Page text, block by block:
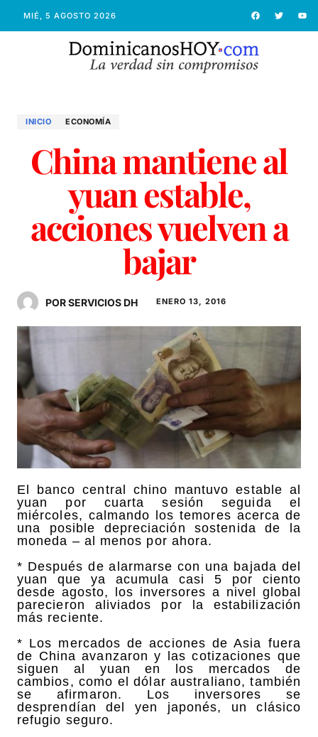
MIÉ, 5 AGOSTO 2026
INICIO ECONOMÍ­A
China mantiene al
yuan estable,
acciones vuelven a
bajar
POR SERVICIOS DH ENERO 13, 2016
El banco central chino mantuvo estable al
yuan por cuarta sesión seguida el
miércoles, calmando los temores acerca de
una posible depreciación sostenida de la
moneda – al menos por ahora.
* Después de alarmarse con una bajada del
yuan que ya acumula casi 5 por ciento
desde agosto, los inversores a nivel global
parecieron aliviados por la estabilización
más reciente.
* Los mercados de acciones de Asia fuera
de China avanzaron y las cotizaciones que
siguen al yuan en los mercados de
cambios, como el dólar australiano, también
se afirmaron. Los inversores se
desprendían del yen japonés, un clásico
refugio seguro.